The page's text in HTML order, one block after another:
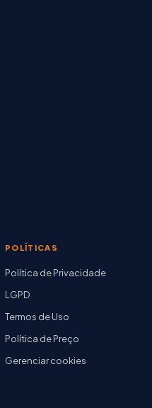
POLÍTICAS
Política de Privacidade
LGPD
Termos de Uso
Política de Preço
Gerenciar cookies